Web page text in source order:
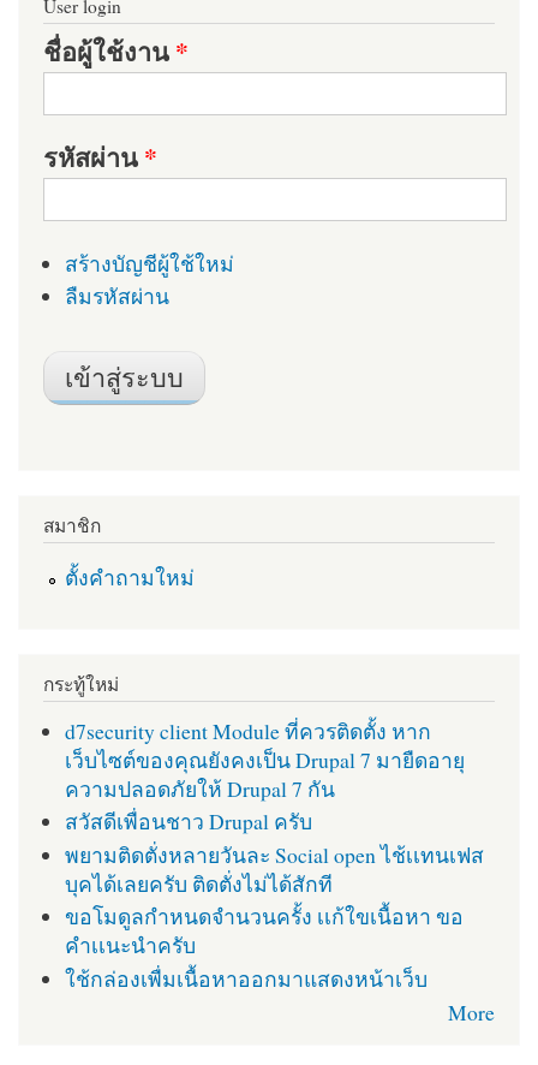
User login
ชื่อผู้ใช้งาน*
รหัสผ่าน*
สร้างบัญชีผู้ใช้ใหม่
ลืมรหัสผ่าน
สมาชิก
ตั้งคำถามใหม่
กระทู้ใหม่
d7security client Module ที่ควรติดตั้ง หาก
เว็บไซต์ของคุณยังคงเป็น Drupal 7 มายืดอายุ
ความปลอดภัยให้ Drupal 7 กัน
สวัสดีเพื่อนชาว Drupal ครับ
พยามติดตั่งหลายวันละ Social open ไช้เเทนเฟส
บุคได้เลยครับ ติดตั่งไม่ได้สักที
ขอโมดูลกำหนดจำนวนครั้ง เเก้ใขเนื้อหา ขอ
คำเเนะนำครับ
ใช้กล่องเพื่มเนื้อหาออกมาแสดงหน้าเว็บ
More